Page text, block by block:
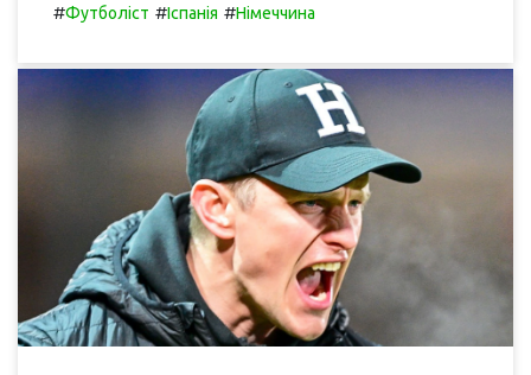
#Футболіст #Іспанія #Німеччина